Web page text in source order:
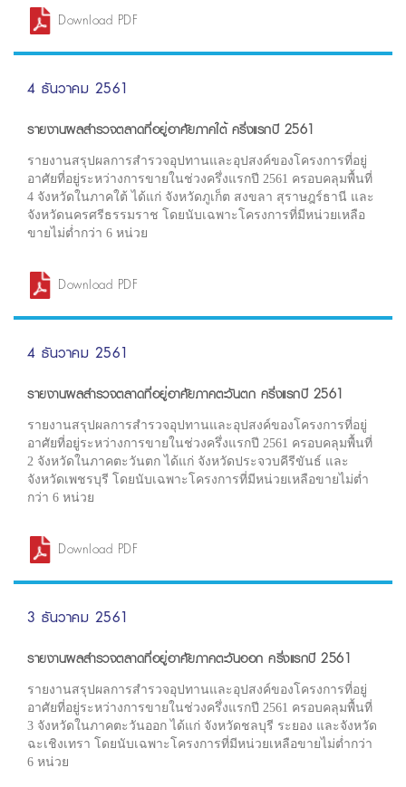
Download PDF
4 ธันวาคม 2561
รายงานผลสำรวจตลาดที่อยู่อาศัยภาคใต้ ครึ่งแรกปี 2561
รายงานสรุปผลการสำรวจอุปทานและอุปสงค์ของโครงการที่อยู่
อาศัยที่อยู่ระหว่างการขายในช่วงครึ่งแรกปี 2561 ครอบคลุมพื้นที่
4 จังหวัดในภาคใต้ ได้แก่ จังหวัดภูเก็ต สงขลา สุราษฎร์ธานี และ
จังหวัดนครศรีธรรมราช โดยนับเฉพาะโครงการที่มีหน่วยเหลือ
ขายไม่ต่ำกว่า 6 หน่วย
Download PDF
4 ธันวาคม 2561
รายงานผลสำรวจตลาดที่อยู่อาศัยภาคตะวันตก ครึ่งแรกปี 2561
รายงานสรุปผลการสำรวจอุปทานและอุปสงค์ของโครงการที่อยู่
อาศัยที่อยู่ระหว่างการขายในช่วงครึ่งแรกปี 2561 ครอบคลุมพื้นที่
2 จังหวัดในภาคตะวันตก ได้แก่ จังหวัดประจวบคีรีขันธ์ และ
จังหวัดเพชรบุรี โดยนับเฉพาะโครงการที่มีหน่วยเหลือขายไม่ต่ำ
กว่า 6 หน่วย
Download PDF
3 ธันวาคม 2561
รายงานผลสำรวจตลาดที่อยู่อาศัยภาคตะวันออก ครึ่งแรกปี 2561
รายงานสรุปผลการสำรวจอุปทานและอุปสงค์ของโครงการที่อยู่
อาศัยที่อยู่ระหว่างการขายในช่วงครึ่งแรกปี 2561 ครอบคลุมพื้นที่
3 จังหวัดในภาคตะวันออก ได้แก่ จังหวัดชลบุรี ระยอง และจังหวัด
ฉะเชิงเทรา โดยนับเฉพาะโครงการที่มีหน่วยเหลือขายไม่ต่ำกว่า
6 หน่วย